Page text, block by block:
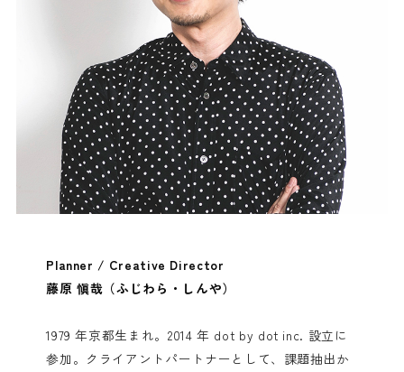
Planner / Creative Director
藤原 愼哉（ふじわら・しんや）
1979 年京都生まれ。2014 年 dot by dot inc. 設立に
参加。クライアントパートナーとして、課題抽出か